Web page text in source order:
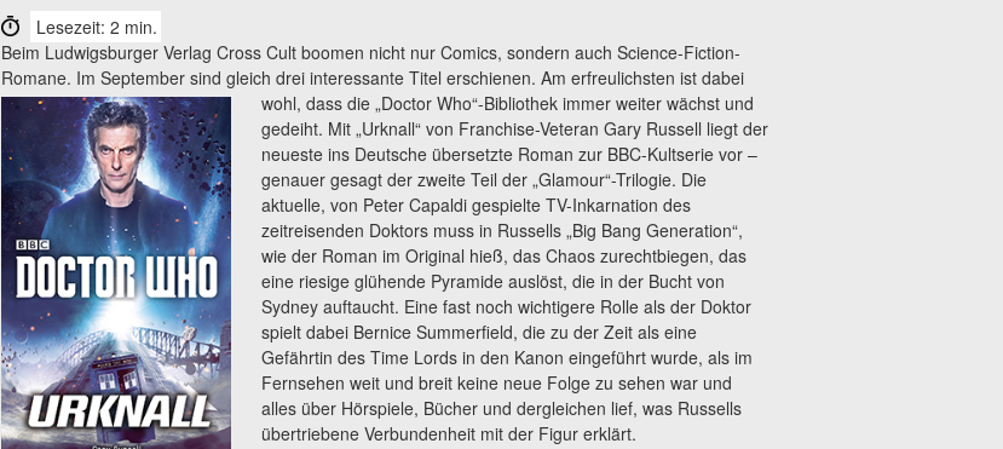
Lesezeit: 2 min.
Beim Ludwigsburger Verlag Cross Cult boomen nicht nur Comics, sondern auch Science-Fiction-
Romane. Im September sind gleich drei interessante Titel erschienen. Am erfreulichsten ist dabei
wohl, dass die „Doctor Who“-Bibliothekimmer weiter wächst und
gedeiht. Mit „Urknall“ von Franchise-Veteran Gary Russell liegt der
neueste ins Deutsche übersetzte Roman zur BBC-Kultserie vor –
genauer gesagt der zweite Teil der „Glamour“-Trilogie. Die
aktuelle, von Peter Capaldi gespielte TV-Inkarnation des
zeitreisenden Doktors muss in Russells „Big Bang Generation“,
wie der Roman im Original hieß, das Chaos zurechtbiegen, das
eine riesige glühende Pyramide auslöst, die in der Bucht von
Sydney auftaucht. Eine fast noch wichtigere Rolle als der Doktor
spielt dabei Bernice Summerfield, die zu der Zeit als eine
Gefährtin des Time Lords in den Kanon eingeführt wurde, als im
Fernsehen weit und breit keine neue Folge zu sehen war und
alles über Hörspiele, Bücher und dergleichen lief, was Russells
übertriebene Verbundenheit mit der Figur erklärt.